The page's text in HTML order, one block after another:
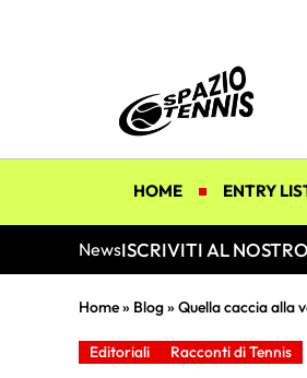
HOME ENTRY
NewsISCRIVITI AL
Home» Blog» Quella caccia alla
Editoriali Racconti di Tennis